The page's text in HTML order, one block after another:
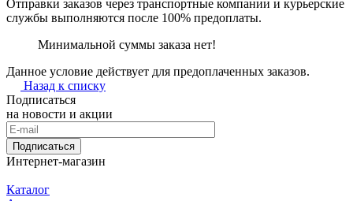
Отправки заказов через транспортные компании и курьерские
службы выполняются после 100% предоплаты.
Минимальной суммы заказа нет!
Данное условие действует для предоплаченных заказов.
Назад к списку
Подписаться
на новости и акции
Подписаться
Интернет-магазин
Каталог